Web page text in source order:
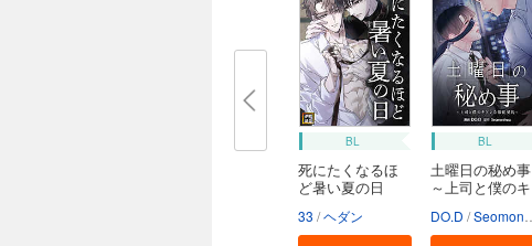
BL
死にたくなるほ
ど暑い夏の日
33 ヘダン
BL
土曜日の秘め事
～上司と僕のキ
DO.D Seomonhwa